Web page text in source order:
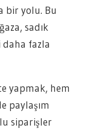
bir yolu. Bu
sadık
fazla
yapmak, hem
paylaşım
siparişler